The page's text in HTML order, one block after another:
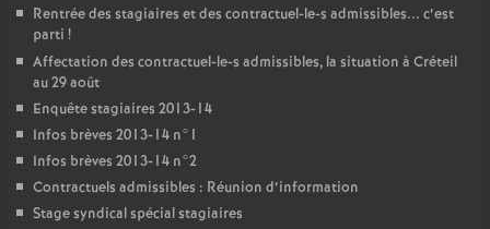
Rentrée des stagiaires et des contractuel-le-s admissibles... c’est
parti !
Affectation des contractuel-le-s admissibles, la situation à Créteil
au 29 août
Enquête stagiaires 2013-14
Infos brèves 2013-14 n°1
Infos brèves 2013-14 n°2
Contractuels admissibles : Réunion d’information
Stage syndical spécial stagiaires